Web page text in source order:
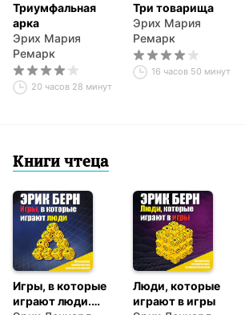
Триумфальная
арка
Эрих Мария
Ремарк
20 часов 28 минут
Три товарища
Эрих Мария
Ремарк
16 часов 50 минут
Книги чтеца
Игры, в которые
играют люди.
Люди, которые
играют в игры